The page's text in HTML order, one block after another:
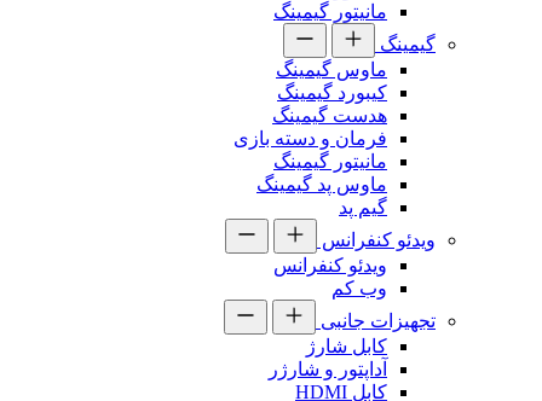
مانیتور گیمینگ
گیمینگ
ماوس گیمینگ
کیبورد گیمینگ
هدست گیمینگ
فرمان و دسته بازی
مانیتور گیمینگ
ماوس پد گیمینگ
گیم پد
ویدئو کنفرانس
ویدئو کنفرانس
وب کم
تجهیزات جانبی
کابل شارژ
آداپتور و شارژر
کابل HDMI